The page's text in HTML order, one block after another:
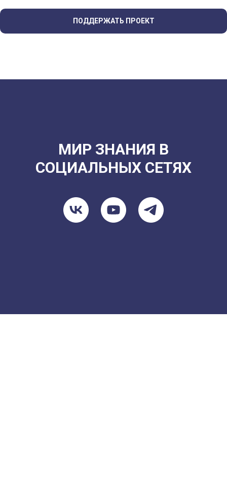
ПОДДЕРЖАТЬ ПРОЕКТ
МИР ЗНАНИЯ В
СОЦИАЛЬНЫХ СЕТЯХ